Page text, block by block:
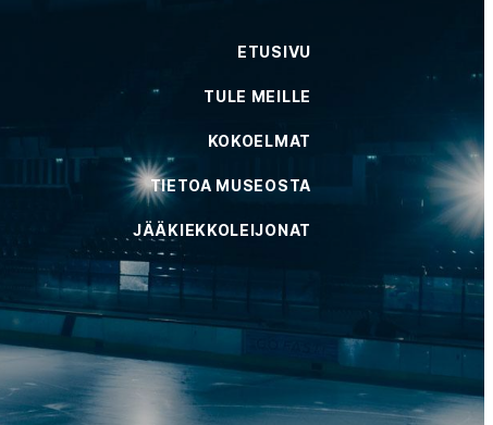
ETUSIVU
TULE MEILLE
KOKOELMAT
TIETOA MUSEOSTA
JÄÄKIEKKOLEIJONAT